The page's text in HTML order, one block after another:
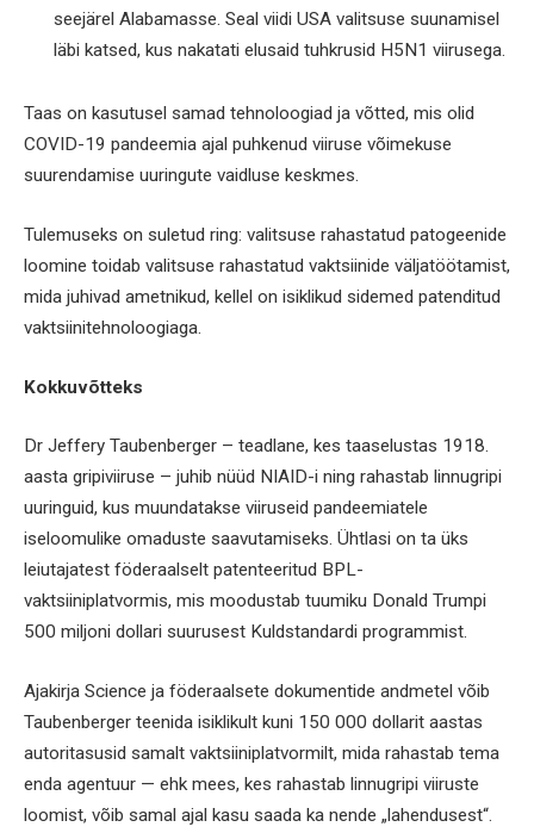
seejärel Alabamasse. Seal viidi USA valitsuse suunamisel
läbi katsed, kus nakatati elusaid tuhkrusid H5N1 viirusega.
Taas on kasutusel samad tehnoloogiad ja võtted, mis olid
COVID-19 pandeemia ajal puhkenud viiruse võimekuse
suurendamise uuringute vaidluse keskmes.
Tulemuseks on suletud ring: valitsuse rahastatud patogeenide
loomine toidab valitsuse rahastatud vaktsiinide väljatöötamist,
mida juhivad ametnikud, kellel on isiklikud sidemed patenditud
vaktsiinitehnoloogiaga.
Kokkuvõtteks
Dr Jeffery Taubenberger – teadlane, kes taaselustas 1918.
aasta gripiviiruse – juhib nüüd NIAID-i ning rahastab linnugripi
uuringuid, kus muundatakse viiruseid pandeemiatele
iseloomulike omaduste saavutamiseks. Ühtlasi on ta üks
leiutajatest föderaalselt patenteeritud BPL-
vaktsiiniplatvormis, mis moodustab tuumiku Donald Trumpi
500 miljoni dollari suurusest Kuldstandardi programmist.
Ajakirja Science ja föderaalsete dokumentide andmetel võib
Taubenberger teenida isiklikult kuni 150 000 dollarit aastas
autoritasusid samalt vaktsiiniplatvormilt, mida rahastab tema
enda agentuur — ehk mees, kes rahastab linnugripi viiruste
loomist, võib samal ajal kasu saada ka nende „lahendusest“.